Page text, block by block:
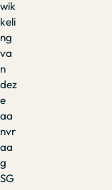
wik
keli
ng
va
n
dez
e
aa
nvr
aa
g
SG